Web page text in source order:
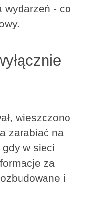
wydarzeń - co
wieszczono
zarabiać na
w sieci
za
i